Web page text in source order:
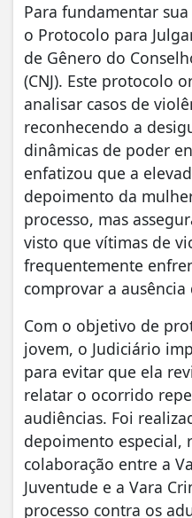
Para fundamentar
o Protocolo para
de Gênero do
(CNJ). Este protocolo
analisar casos de
reconhecendo a
dinâmicas de poder
enfatizou que a
depoimento da
processo, mas
visto que vítimas de
frequentemente
comprovar a
Com o objetivo de
jovem, o Judiciário
para evitar que ela
relatar o ocorrido
audiências. Foi
depoimento especial,
colaboração entre a
Juventude e a Vara
processo contra os